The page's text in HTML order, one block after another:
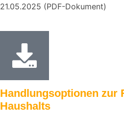
21.05.2025 (PDF-Dokument)
Handlungsoptionen zur
Haushalts